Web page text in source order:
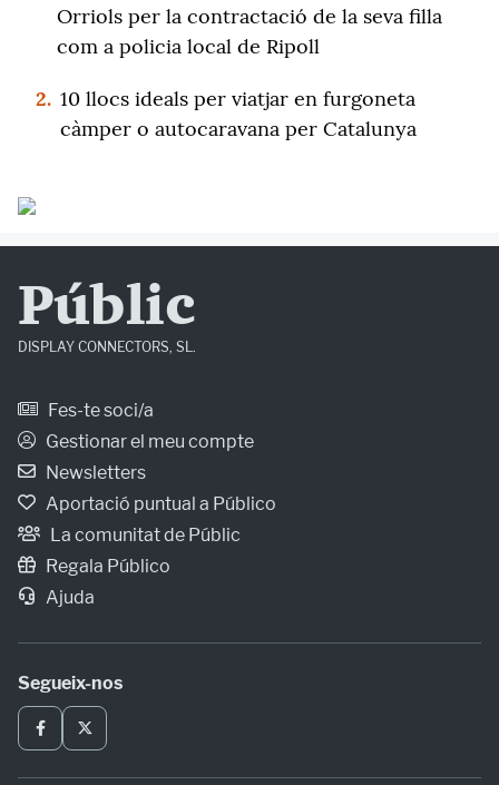
Orriols per la contractació de la seva filla
com a policia local de Ripoll
2. 10 llocs ideals per viatjar en furgoneta
càmper o autocaravana per Catalunya
Públic
DISPLAY CONNECTORS, SL.
Fes-te soci/a
Gestionar el meu compte
Newsletters
Aportació puntual a Público
La comunitat de Públic
Regala Público
Ajuda
Segueix-nos